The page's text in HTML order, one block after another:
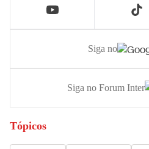
Siga no
Siga no Forum Inter
Tópicos